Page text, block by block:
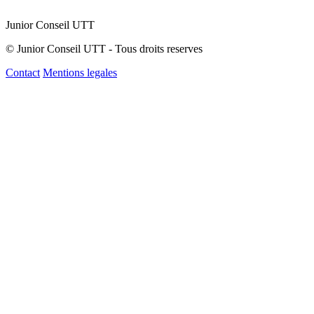
Junior Conseil UTT
© Junior Conseil UTT - Tous droits reserves
Contact Mentions legales